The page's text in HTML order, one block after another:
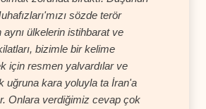
sözde terör
aynı ülkelerin istihbarat ve
bizimle bir kelime
için resmen yalvardılar ve
uğruna kara yoluyla ta İran'a
Onlara verdiğimiz cevap çok